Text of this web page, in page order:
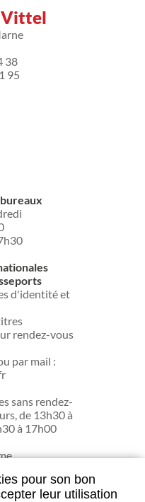
pour son bon
leur utilisation
Vittel
38
95
d'identité et
rendez-vous
par mail :
sans rendez-
de 13h30 à
à 17h00